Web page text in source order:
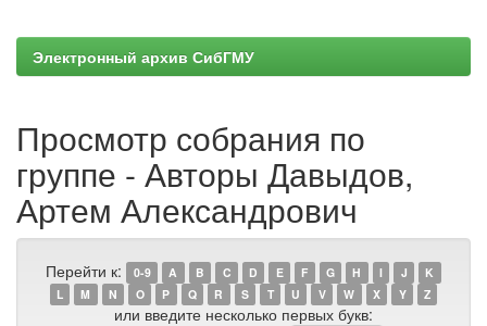
Электронный архив СибГМУ
Просмотр собрания по
группе - Авторы Давыдов,
Артем Александрович
Перейти к: 0-9 A B C D E F G H I J
K
L
M N O P Q R S T U V W X Y Z
или введите несколько первых букв: